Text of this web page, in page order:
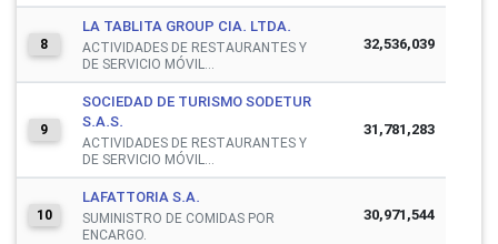
8
LA TABLITA GROUP CIA. LTDA.
ACTIVIDADES DE RESTAURANTES Y
DE SERVICIO MÓVIL...
32,536,039
9
SOCIEDAD DE TURISMO SODETUR
S.A.S.
ACTIVIDADES DE RESTAURANTES Y
DE SERVICIO MÓVIL...
31,781,283
10
LAFATTORIA S.A.
SUMINISTRO DE COMIDAS POR
ENCARGO.
30,971,544